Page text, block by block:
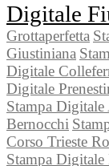
Digitale
Grottaperfetta
Giustiniana
Digitale
Digitale
Stampa Digitale
Bernocchi
Corso Trieste
Stampa